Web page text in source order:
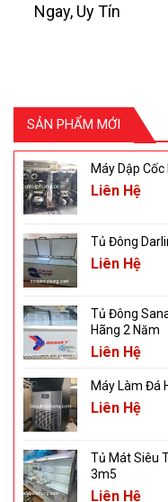
SẢN PHẨM MỚI
Máy Dập
Liên Hệ
Tủ Đông
Liên Hệ
Tủ Đông
Hãng 2 Năm
Liên Hệ
Máy Làm Đá
Liên Hệ
Tủ Mát Siêu
3m5
Liên Hệ
Ngay, Uy Tín